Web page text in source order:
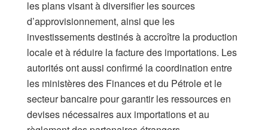
les plans visant à diversifier les sources
d’approvisionnement, ainsi que les
investissements destinés à accroître la production
locale et à réduire la facture des importations. Les
autorités ont aussi confirmé la coordination entre
les ministères des Finances et du Pétrole et le
secteur bancaire pour garantir les ressources en
devises nécessaires aux importations et au